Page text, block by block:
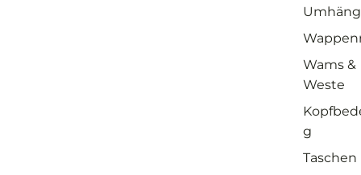
Wams &
Weste
g
Taschen